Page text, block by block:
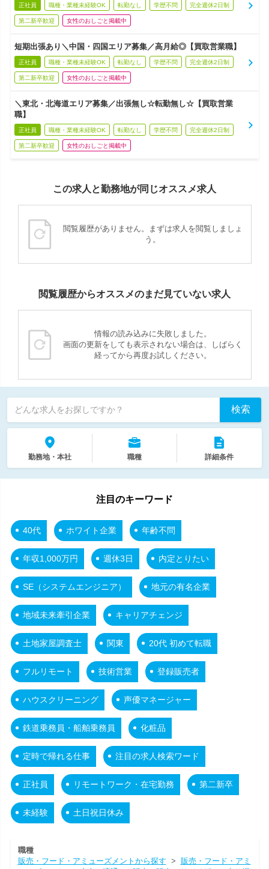
正社員 職種・業種未経験OK 転勤なし 学歴不問 完全週休2日制
第二新卒歓迎 女性のおしごと掲載中
短期出張あり＼中国・四国エリア募集／高月給◎【買取営業職】
正社員 職種・業種未経験OK 転勤なし 学歴不問 完全週休2日制
第二新卒歓迎 女性のおしごと掲載中
＼東北・北海道エリア募集／出張無し☆転勤無し☆【買取営業
職】
正社員 職種・業種未経験OK 転勤なし 学歴不問 完全週休2日制
第二新卒歓迎 女性のおしごと掲載中
この求人と勤務地が同じオススメ求人
閲覧履歴がありません。まずは求人を閲覧しましょ
う。
閲覧履歴からオススメのまだ見ていない求人
情報の読み込みに失敗しました。
画面の更新をしても表示されない場合は、しばらく
経ってから再度お試しください。
どんな求人をお探しですか？ 検索
勤務地・本社 職種 詳細条件
注目のキーワード
40代 ホワイト企業 年齢不問
年収1,000万円 週休3日 内定とりたい
SE（システムエンジニア） 地元の有名企業
地域未来牽引企業 キャリアチェンジ
土地家屋調査士 関東 20代 初めて転職
フルリモート 技術営業 登録販売者
ハウスクリーニング 声優マネージャー
鉄道乗務員・船舶乗務員 化粧品
定時で帰れる仕事 注目の求人検索ワード
正社員 リモートワーク・在宅勤務 第二新卒
未経験 土日祝日休み
職種
販売・フード・アミューズメントから探す > 販売・フード・アミ